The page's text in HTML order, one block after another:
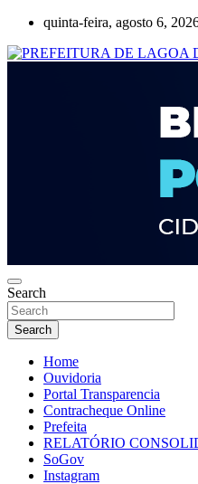
Skip
content
quinta-feira, agosto 6,
Search
Search
Home
Ouvidoria
Portal Transparencia
Contracheque Online
Prefeita
RELATÓRIO
SoGov
Instagram